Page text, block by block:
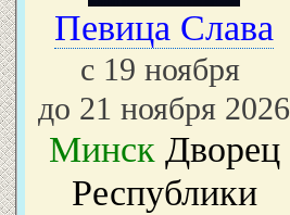
Певица Слава
с 19 ноября
до 21 ноября 2026
МинскДворец
Республики